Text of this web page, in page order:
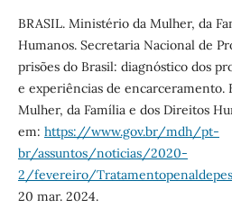
BRASIL. Ministério da Mulher, da
Humanos. Secretaria Nacional de
prisões do Brasil: diagnóstico dos
e experiências de encarceramento.
Mulher, da Família e dos Direitos
em: https://www.gov.br/mdh/pt-
br/assuntos/noticias/2020-
2/fevereiro/
20 mar. 2024.